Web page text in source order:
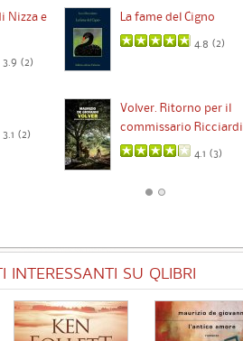
Nizza e
3.9 (2)
La fame del Cigno
4.8 (2)
3.1 (2)
Volver. Ritorno per il
commissario Ricciardi
4.1 (3)
INTERESSANTI SU QLIBRI